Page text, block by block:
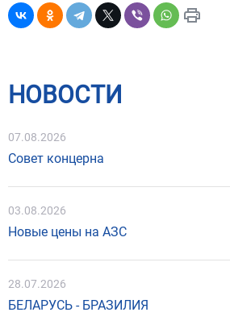
НОВОСТИ
07.08.2026
Совет концерна
03.08.2026
Новые цены на АЗС
28.07.2026
БЕЛАРУСЬ - БРАЗИЛИЯ